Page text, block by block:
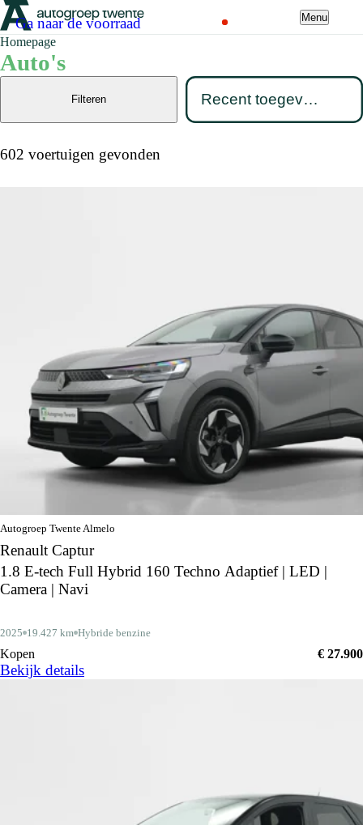
Menu
Homepage
Auto's
Ga naar de voorraad
602 voertuigen gevonden
Filteren
Autogroep Twente Almelo
Renault Captur
1.8 E-tech Full Hybrid 160 Techno Adaptief | LED |
Camera | Navi
2025 19.427 km Hybride benzine
Kopen € 27.900
Bekijk details